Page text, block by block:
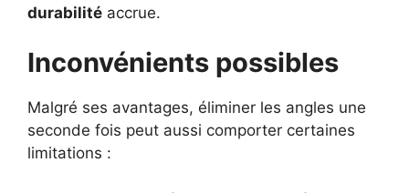
durabilité accrue.
Inconvénients possibles
Malgré ses avantages, éliminer les angles une
seconde fois peut aussi comporter certaines
limitations :